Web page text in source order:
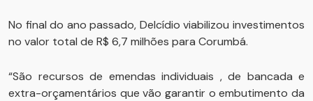
No final do ano passado, Delcídio viabilizou investimentos
no valor total de R$ 6,7 milhões para Corumbá.
“São recursos de emendas individuais , de bancada e
extra-orçamentários que vão garantir o embutimento da